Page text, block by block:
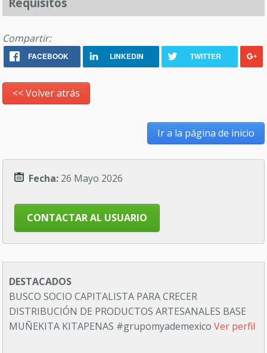
Compartir:
FACEBOOK LINKEDIN TWITTER
<< Volver atrás
Ir a la página de inicio
Fecha: 26 Mayo 2026
CONTACTAR AL USUARIO
DESTACADOS
BUSCO SOCIO CAPITALISTA PARA CRECER
DISTRIBUCIÓN DE PRODUCTOS ARTESANALES BASE
MUÑEKITA KITAPENAS #grupomyademexicoVer perfil